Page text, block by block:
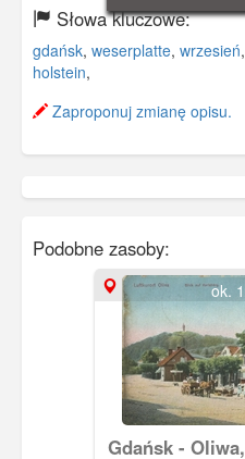
Słowa kluczowe:
gdańsk, weserplatte, wrzesień,
holstein,
Zaproponuj zmianę opisu.
Podobne zasoby:
ok.
Gdańsk -